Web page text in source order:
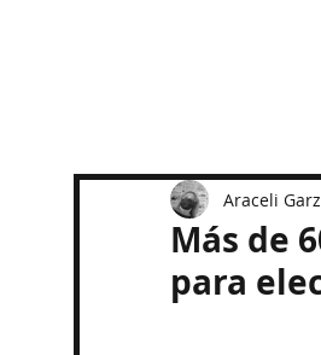
Más de
para
Araceli